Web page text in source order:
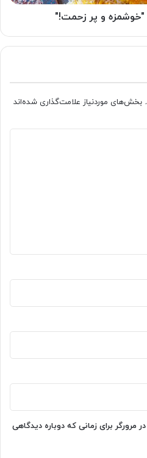
"خوشمزه و پر زحمت!"
بخش‌های موردنیاز علامت‌گذاری شده‌اند
مرورگر برای زمانی که دوباره دیدگاهی